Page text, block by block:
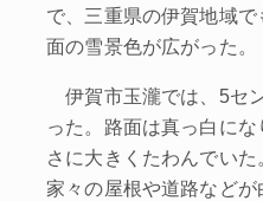
で、三重県の伊賀地域
面の雪景色が広がった。
伊賀市玉瀧では、5セ
った。路面は真っ白に
さに大きくたわんでい
家々の屋根や道路など